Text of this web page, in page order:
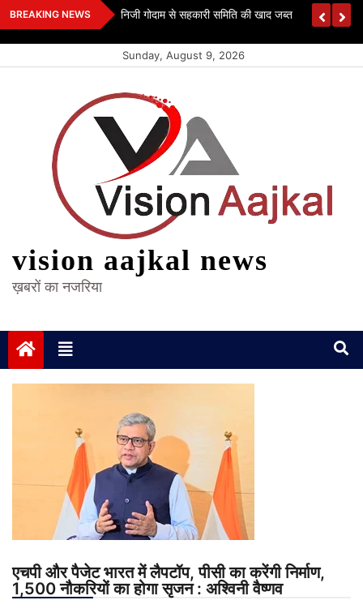
Skip
to
BREAKING NEWS निजी गोदाम से सहकारी समिति की खाद जब्त
Sunday, August 9, 2026
vision aajkal news
ख़बरों का नजरिया
एचपी और पैजेट भारत में लैपटॉप, पीसी का करेंगी निर्माण,
1,500 नौकर‍ियों का होगा सृजन : अश्विनी वैष्णव